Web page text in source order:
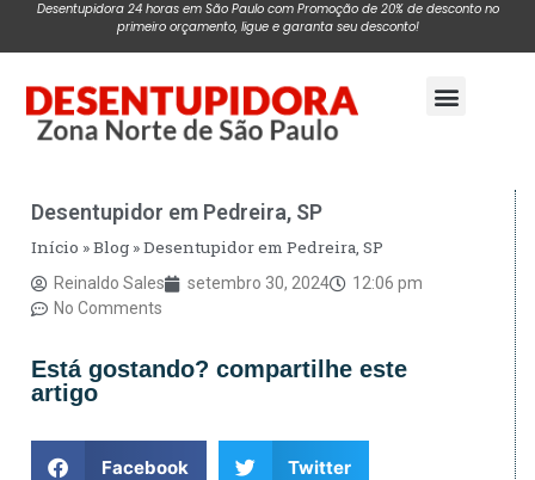
Desentupidora 24 horas em São Paulo com Promoção de 20% de desconto no
primeiro orçamento, ligue e garanta seu desconto!
Desentupidor em Pedreira, SP
Início »Blog »Desentupidor em Pedreira, SP
Reinaldo Sales setembro 30, 2024
12:06 pm
No Comments
Está gostando? compartilhe este
artigo
Facebook Twitter